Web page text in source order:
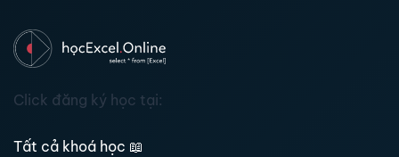
Click đăng ký học tại:
Tất cả khoá học 📖